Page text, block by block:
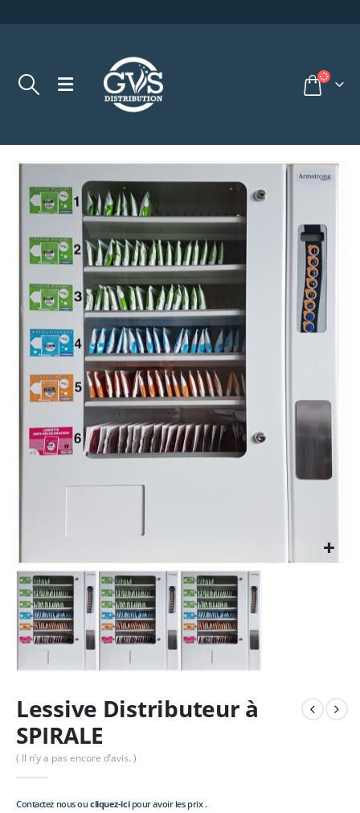
Lessive Distributeur à
SPIRALE
( Il n’y a pas encore d’avis. )
Contactez nous ou cliquez-icipour avoir les prix .